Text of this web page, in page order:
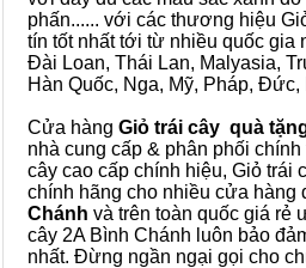
phấn...... với các thương hiệu
tín tốt nhất tới từ nhiều quốc gia
Đài Loan, Thái Lan, Malyasia,
Hàn Quốc, Nga, Mỹ, Pháp, Đức,
Cửa hàng Giỏ trái cây quà
nhà cung cấp & phân phối
cây cao cấp chính hiệu, Giỏ trái
chính hãng cho nhiều cửa hàng
Chánh và trên toàn quốc giá rẻ
cây 2A Bình Chánh luôn bảo
nhất. Đừng ngần ngại gọi cho